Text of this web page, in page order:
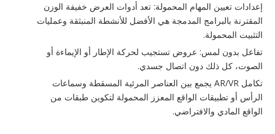
إعدادات تعيين المهام المحمولة: تعد أدوات العرض خفيفة الوزن
المقترنة بالبرامج المدمجة هي الأفضل للأنشطة المنبثقة وعمليات
التثبيت المحمولة.
تفاعل بدون لمس: عروض تستجيب لحركة الإطار أو الإيماءة أو
الصوت، كل ذلك دون اتصال جسدي.
تكامل AR/VR يجمع بين العناصر المرئية المسقطة وسماعات
الرأس أو تطبيقات الواقع المعزز المحمولة لتكوين طبقات من
الواقع المادي والافتراضي.